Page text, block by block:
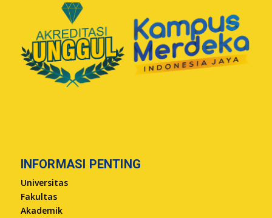
INFORMASI PENTING
Universitas
Fakultas
Akademik